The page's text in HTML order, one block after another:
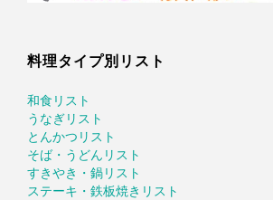
料理タイプ別リスト
和食リスト
うなぎリスト
とんかつリスト
そば・うどんリスト
すきやき・鍋リスト
ステーキ・鉄板焼きリスト